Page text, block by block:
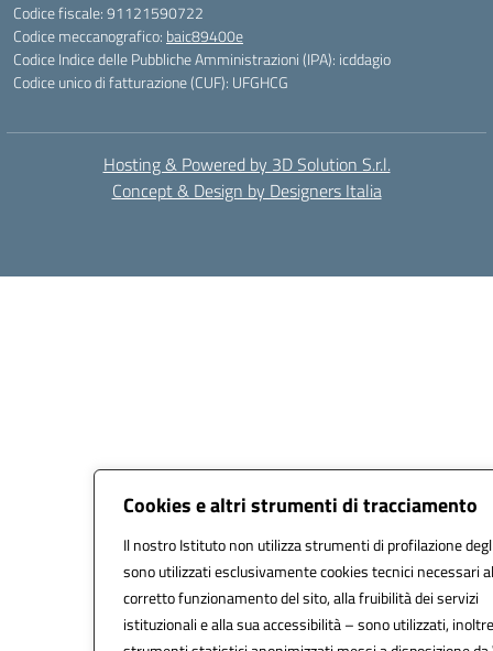
Cookies e altri strumenti di tracciamento
Il nostro Istituto non utilizza strumenti di profilazione
sono utilizzati esclusivamente cookies tecnici necessari al
corretto funzionamento del sito, alla fruibilità dei servizi
istituzionali e alla sua accessibilità – sono utilizzati,
Codice fiscale: 91121590722
Codice meccanografico: baic89400e
Codice Indice delle Pubbliche Amministrazioni (IPA): icddagio
Codice unico di fatturazione (CUF): UFGHCG
Hosting & Powered by 3D Solution S.r.l.
Concept & Design by Designers Italia